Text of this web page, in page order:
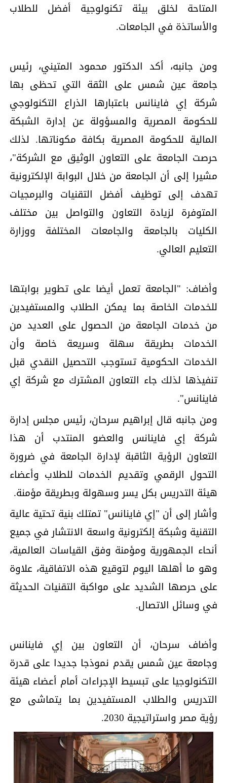
المتاحة لخلق بيئة تكنولوجية أفضل للطلاب
والأساتذة في الجامعات.
ومن جانبه، أكد الدكتور محمود المتيني، رئيس
جامعة عين شمس على الثقة التي تحظى بها
شركة إي فاينانس باعتبارها الذراع التكنولوجي
للحكومة المصرية والمسؤولة عن إدارة الشبكة
المالية للحكومة المصرية بكافة مكوناتها. لذلك
حرصت الجامعة على التعاون الوثيق مع الشركة"،
مشيرا إلى أن الجامعة من خلال البوابة الإلكترونية
تهدف إلى توظيف أفضل التقنيات والبرمجيات
المتوفرة لزيادة التعاون والتواصل بين مختلف
الكليات بالجامعة والجامعات المختلفة ووزارة
التعليم العالي.
وأضاف: "الجامعة تعمل أيضا على تطوير بوابتها
للخدمات الخاصة بما يمكن الطلاب والمستفيدين
من خدمات الجامعة من الحصول على العديد من
الخدمات بطريقة سهلة وسريعة خاصة وأن
الخدمات الحكومية تستوجب التحصيل النقدي قبل
تنفيذها لذلك جاء التعاون المشترك مع شركة إي
فاينانس".
ومن جانبه قال إبراهيم سرحان، رئيس مجلس إدارة
شركة إي فاينانس والعضو المنتدب أن هذا
التعاون الرؤية الثاقبة لإدارة الجامعة في ضرورة
التحول الرقمي وتقديم الخدمات للطلاب وأعضاء
هيئة التدريس بكل يسر وسهولة وبطريقة مؤمنة.
وأشار إلى أن "إي فاينانس" تمتلك بنية تحتية عالية
التقنية وشبكة إلكترونية واسعة الانتشار في جميع
أنحاء الجمهورية ومؤمنة وفق القياسات العالمية،
وهو ما أهلها اليوم لتوقيع هذه الاتفاقية، علاوة
على حرصها الشديد على مواكبة التقنيات الحديثة
في وسائل الاتصال.
وأضاف سرحان، أن التعاون بين إي فاينانس
وجامعة عين شمس يقدم نموذجا جديدا على قدرة
التكنولوجيا على تبسيط الإجراءات أمام أعضاء هيئة
التدريس والطلاب المستفيدين بما يتماشى مع
رؤية مصر واستراتيجية 2030.